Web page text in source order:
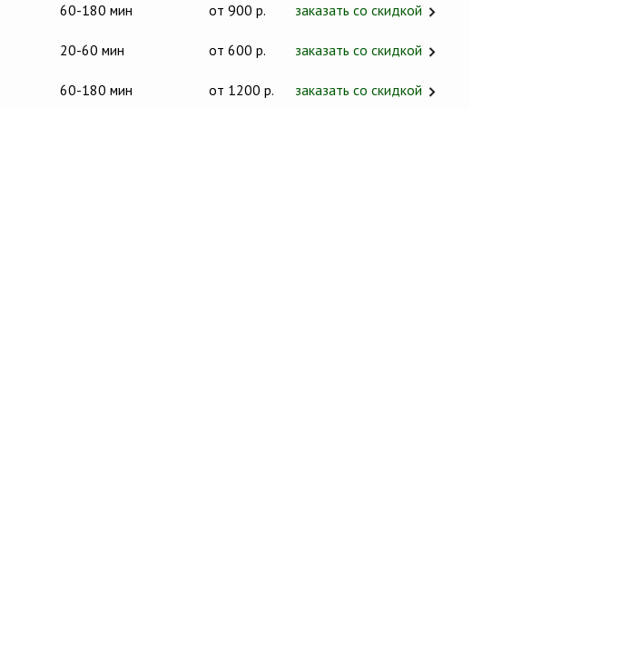
60-180 мин от 900 р. заказать со скидкой
20-60 мин от 600 р. заказать со скидкой
60-180 мин от 1200 р. заказать со скидкой